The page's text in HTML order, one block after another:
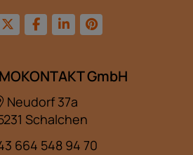
GmbH
Neudorf 37a
Schalchen
664 548 94 70